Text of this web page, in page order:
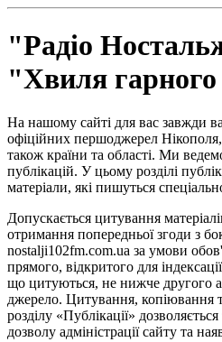
"Радіо
"Хвиля
На нашому сайті для вас завжди
офіційних першоджерел
також країни та області. Ми
публікацій. У цьому розділі
матеріали, які пишуться
Допускається цитування
отримання попередньої згоди з
nostalji102fm.com.ua за умови
прямого, відкритого для
що цитуються, не нижче другого
джерело. Цитування, копіювання
розділу «Публікації»
дозволу адміністрації сайту та